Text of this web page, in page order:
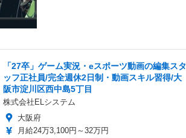
「27卒」ゲーム実況・eスポーツ動画の編集スタ
ッフ正社員/完全週休2日制・動画スキル習得/大
阪市淀川区西中島5丁目
株式会社ELシステム
大阪府
月給24万3,100円～32万円